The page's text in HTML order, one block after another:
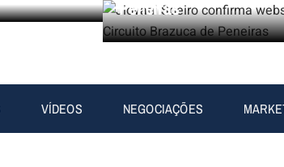
Peneiras
VÍDEOS NEGOCIAÇÕES